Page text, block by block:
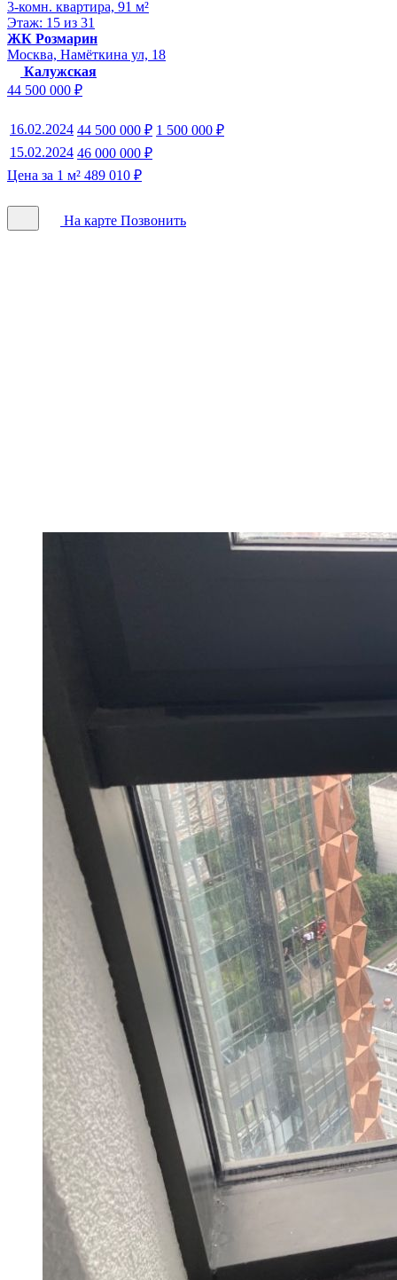
3-комн. квартира, 91 м²
Этаж: 15 из 31
ЖК Розмарин
Москва, Намёткина ул, 18
Калужская
44 500 000 ₽
16.02.2024 44 500 000 ₽ 1 500 000 ₽
15.02.2024 46 000 000 ₽
Цена за 1 м² 489 010 ₽
На карте Позвонить